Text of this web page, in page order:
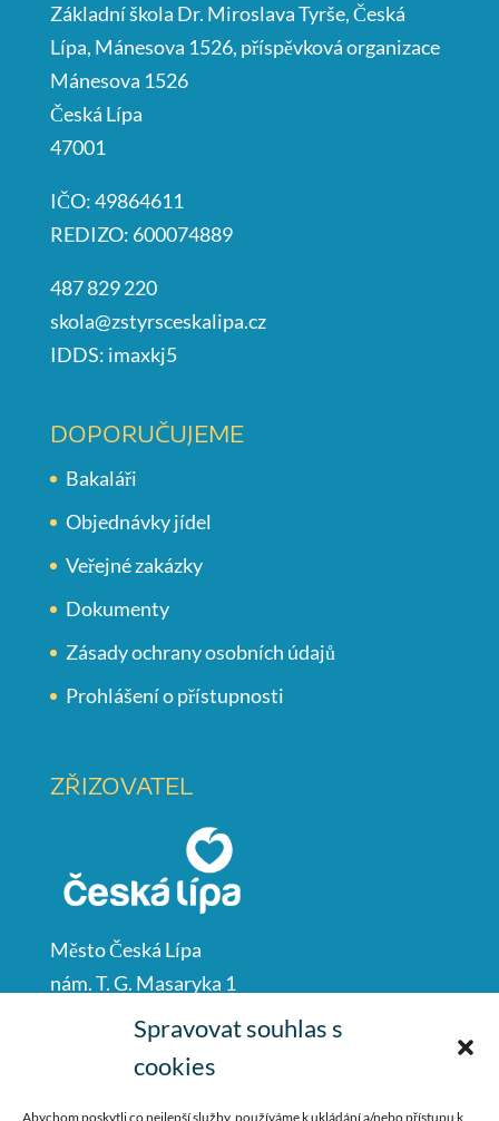
Spravovat souhlas s
cookies
Abychom poskytli co nejlepší služby, používáme k ukládání a/nebo přístupu k
Základní škola Dr. Miroslava Tyrše, Česká
Lípa, Mánesova 1526, příspěvková organizace
Mánesova 1526
Česká Lípa
47001
IČO: 49864611
REDIZO: 600074889
487 829 220
skola@zstyrsceskalipa.cz
IDDS: imaxkj5
DOPORUČUJEME
Bakaláři
Objednávky jídel
Veřejné zakázky
Dokumenty
Zásady ochrany osobních údajů
Prohlášení o přístupnosti
ZŘIZOVATEL
Město Česká Lípa
nám. T. G. Masaryka 1
Česká Lípa